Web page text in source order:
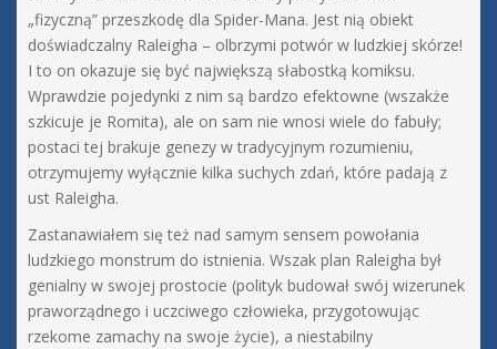
„fizyczną” przeszkodę dla Spider-Mana. Jest nią obiekt
doświadczalny Raleigha – olbrzymi potwór w ludzkiej skórze!
I to on okazuje się być największą słabostką komiksu.
Wprawdzie pojedynki z nim są bardzo efektowne (wszakże
szkicuje je Romita), ale on sam nie wnosi wiele do fabuły;
postaci tej brakuje genezy w tradycyjnym rozumieniu,
otrzymujemy wyłącznie kilka suchych zdań, które padają z
ust Raleigha.
Zastanawiałem się też nad samym sensem powołania
ludzkiego monstrum do istnienia. Wszak plan Raleigha był
genialny w swojej prostocie (polityk budował swój wizerunek
praworządnego i uczciwego człowieka, przygotowując
rzekome zamachy na swoje życie), a niestabilny